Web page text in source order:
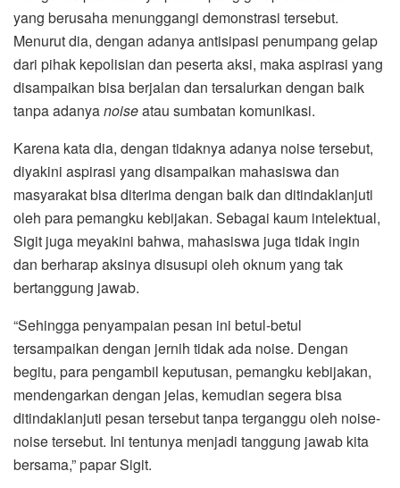
yang berusaha menunggangi demonstrasi tersebut.
Menurut dia, dengan adanya antisipasi penumpang gelap
dari pihak kepolisian dan peserta aksi, maka aspirasi yang
disampaikan bisa berjalan dan tersalurkan dengan baik
tanpa adanyanoiseatau sumbatan komunikasi.
Karena kata dia, dengan tidaknya adanya noise tersebut,
diyakini aspirasi yang disampaikan mahasiswa dan
masyarakat bisa diterima dengan baik dan ditindaklanjuti
oleh para pemangku kebijakan. Sebagai kaum intelektual,
Sigit juga meyakini bahwa, mahasiswa juga tidak ingin
dan berharap aksinya disusupi oleh oknum yang tak
bertanggung jawab.
“Sehingga penyampaian pesan ini betul-betul
tersampaikan dengan jernih tidak ada noise. Dengan
begitu, para pengambil keputusan, pemangku kebijakan,
mendengarkan dengan jelas, kemudian segera bisa
ditindaklanjuti pesan tersebut tanpa terganggu oleh noise-
noise tersebut. Ini tentunya menjadi tanggung jawab kita
bersama,” papar Sigit.